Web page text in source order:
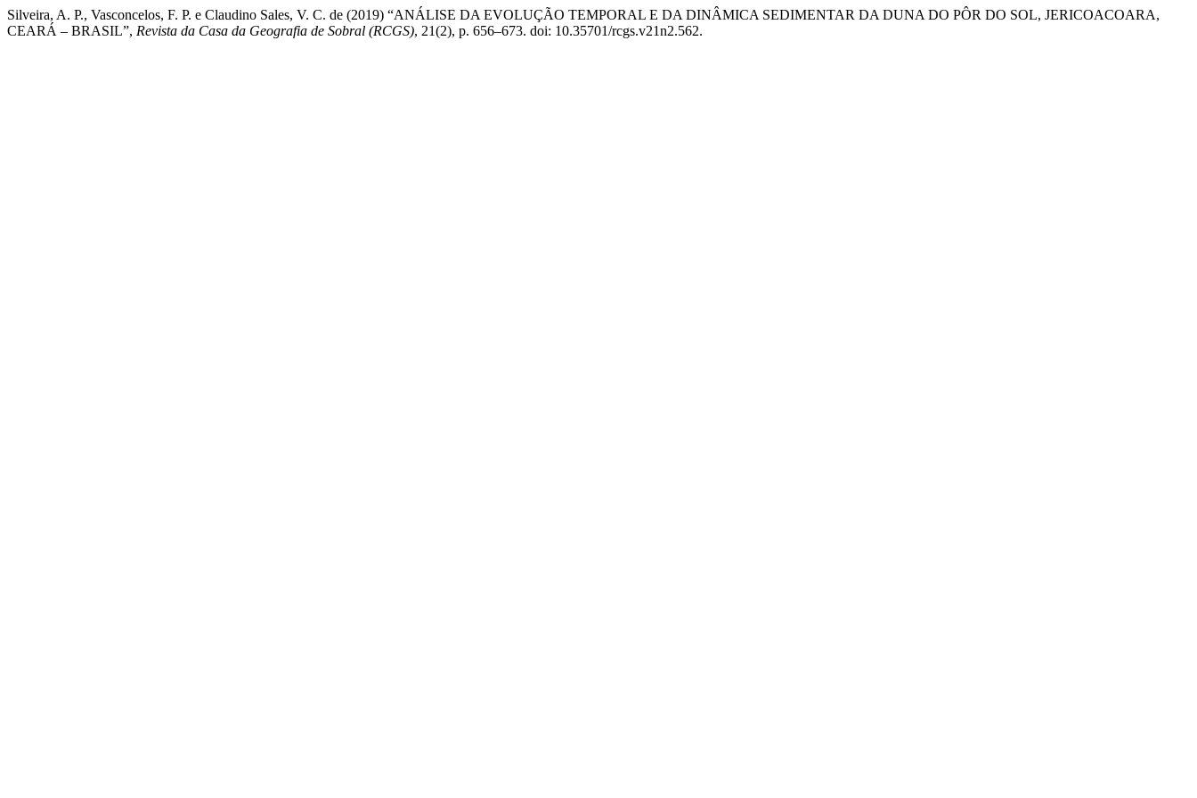
Silveira, A. P., Vasconcelos, F. P. e Claudino Sales, V. C. de (2019) “ANÁLISE DA EVOLUÇÃO TEMPORAL E DA DINÂMICA SEDIMENTAR DA DUNA DO PÔR DO SOL, JERICOACOARA,
CEARÁ – BRASIL”, Revista da Casa da Geografia de Sobral (RCGS), 21(2), p. 656–673. doi: 10.35701/rcgs.v21n2.562.